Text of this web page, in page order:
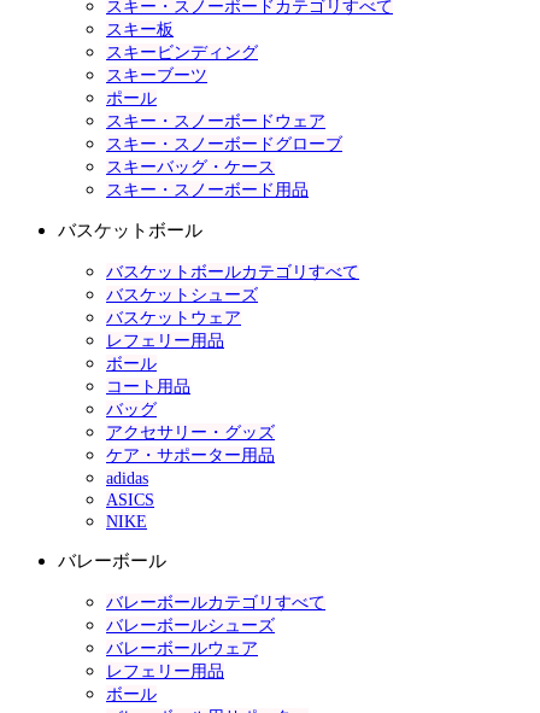
スキー・スノーボードカテゴリすべて
スキー板
スキービンディング
スキーブーツ
ポール
スキー・スノーボードウェア
スキー・スノーボードグローブ
スキーバッグ・ケース
スキー・スノーボード用品
バスケットボール
バスケットボールカテゴリすべて
バスケットシューズ
バスケットウェア
レフェリー用品
ボール
コート用品
バッグ
アクセサリー・グッズ
ケア・サポーター用品
adidas
ASICS
NIKE
バレーボール
バレーボールカテゴリすべて
バレーボールシューズ
バレーボールウェア
レフェリー用品
ボール